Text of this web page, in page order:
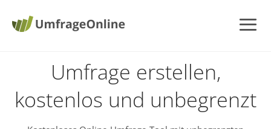
Umfrage erstellen,
kostenlos und unbegrenzt